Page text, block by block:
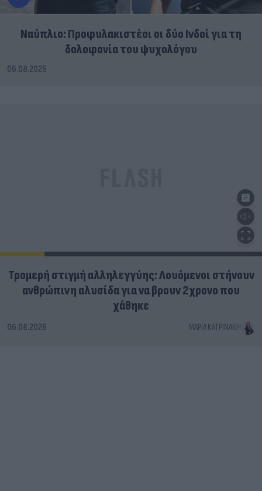
Ναύπλιο: Προφυλακιστέοι οι δύο Ινδοί για τη
δολοφονία του ψυχολόγου
06.08.2026
Τρομερή στιγμή αλληλεγγύης: Λουόμενοι στήνουν
ανθρώπινη αλυσίδα για να βρουν 2χρονο που
χάθηκε
06.08.2026 ΜΑΡΊΑ ΚΑΤΡΙΝΆΚΗ